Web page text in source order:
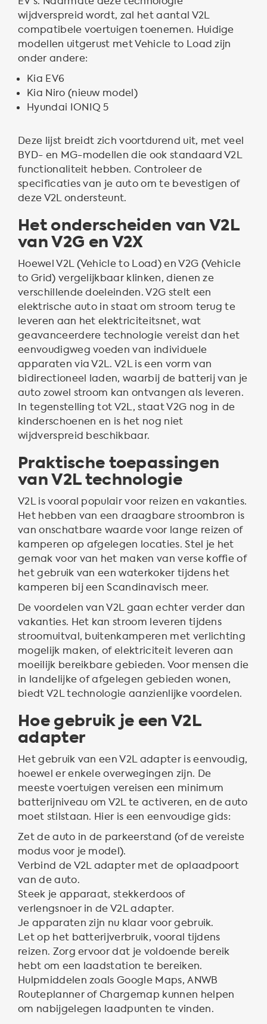
wijdverspreid wordt, zal het aantal V2L
compatibele voertuigen toenemen. Huidige
modellen uitgerust met Vehicle to Load zijn
onder andere:
Kia EV6
Kia Niro (nieuw model)
Hyundai IONIQ 5
Deze lijst breidt zich voortdurend uit, met veel
BYD- en MG-modellen die ook standaard V2L
functionaliteit hebben. Controleer de
specificaties van je auto om te bevestigen of
deze V2L ondersteunt.
Het onderscheiden van V2L
van V2G en V2X
Hoewel V2L (Vehicle to Load) en V2G (Vehicle
to Grid) vergelijkbaar klinken, dienen ze
verschillende doeleinden. V2G stelt een
elektrische auto in staat om stroom terug te
leveren aan het elektriciteitsnet, wat
geavanceerdere technologie vereist dan het
eenvoudigweg voeden van individuele
apparaten via V2L. V2L is een vorm van
bidirectioneel laden, waarbij de batterij van je
auto zowel stroom kan ontvangen als leveren.
In tegenstelling tot V2L, staat V2G nog in de
kinderschoenen en is het nog niet
wijdverspreid beschikbaar.
Praktische toepassingen
van V2L technologie
V2L is vooral populair voor reizen en vakanties.
Het hebben van een draagbare stroombron is
van onschatbare waarde voor lange reizen of
kamperen op afgelegen locaties. Stel je het
gemak voor van het maken van verse koffie of
het gebruik van een waterkoker tijdens het
kamperen bij een Scandinavisch meer.
De voordelen van V2L gaan echter verder dan
vakanties. Het kan stroom leveren tijdens
stroomuitval, buitenkamperen met verlichting
mogelijk maken, of elektriciteit leveren aan
moeilijk bereikbare gebieden. Voor mensen die
in landelijke of afgelegen gebieden wonen,
biedt V2L technologie aanzienlijke voordelen.
Hoe gebruik je een V2L
adapter
Het gebruik van een V2L adapter is eenvoudig,
hoewel er enkele overwegingen zijn. De
meeste voertuigen vereisen een minimum
batterijniveau om V2L te activeren, en de auto
moet stilstaan. Hier is een eenvoudige gids:
Zet de auto in de parkeerstand (of de vereiste
modus voor je model).
Verbind de V2L adapter met de oplaadpoort
van de auto.
Steek je apparaat, stekkerdoos of
verlengsnoer in de V2L adapter.
Je apparaten zijn nu klaar voor gebruik.
Let op het batterijverbruik, vooral tijdens
reizen. Zorg ervoor dat je voldoende bereik
hebt om een laadstation te bereiken.
Hulpmiddelen zoals Google Maps, ANWB
Routeplanner of Chargemap kunnen helpen
om nabijgelegen laadpunten te vinden.